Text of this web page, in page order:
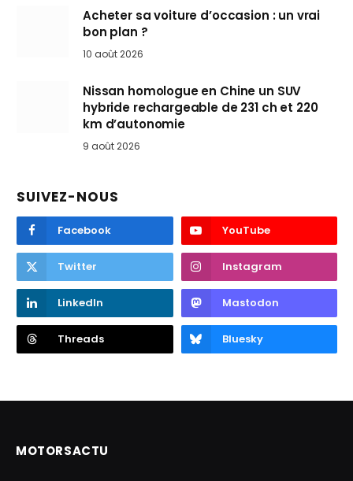
Acheter sa voiture d’occasion : un vrai
bon plan ?
10 août 2026
Nissan homologue en Chine un SUV
hybride rechargeable de 231 ch et 220
km d’autonomie
9 août 2026
SUIVEZ-NOUS
Facebook YouTube
Twitter Instagram
LinkedIn Mastodon
Threads Bluesky
MOTORSACTU